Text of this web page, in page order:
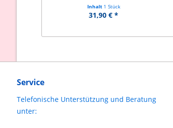
Inhalt 1 Stück
31,90 € *
Service
Telefonische Unterstützung und Beratung
unter: